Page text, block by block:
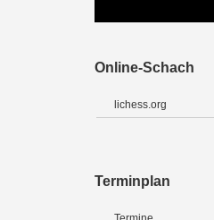
Online-Schach
lichess.org
Terminplan